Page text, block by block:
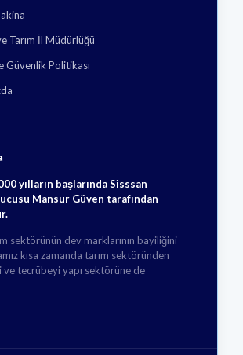
Tarım İl Müdürlüğü
Güvenlik Politikası
yılların başlarında Sisssan
Mansur Güven tarafından
sektörünün dev marklarının bayiliğini
kısa zamanda tarım sektöründen
ve tecrübeyi yapı sektörüne de